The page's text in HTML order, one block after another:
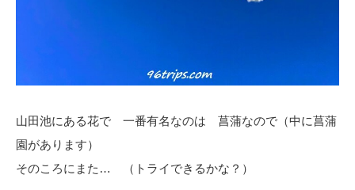
山田池にある花で 一番有名なのは 菖蒲なので（中に菖蒲
園があります）
そのころにまた… （トライできるかな？）